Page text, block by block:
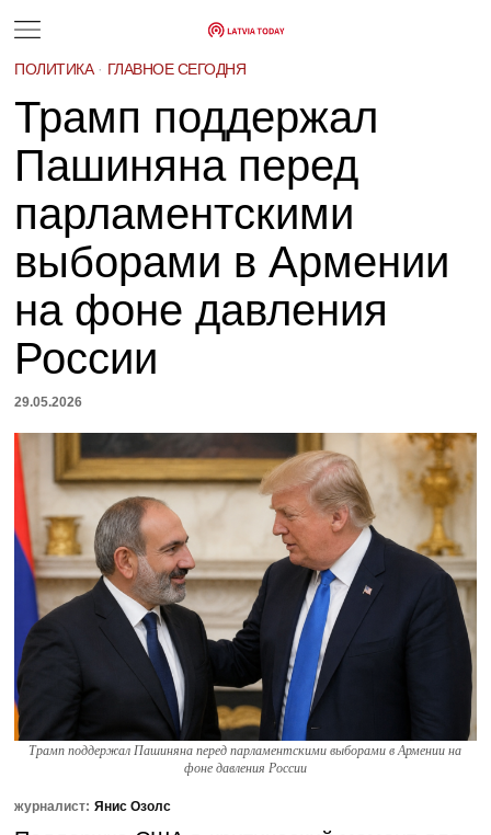
ПОЛИТИКА · ГЛАВНОЕ СЕГОДНЯ
Трамп поддержал
Пашиняна перед
парламентскими
выборами в Армении
на фоне давления
России
29.05.2026
Трамп поддержал Пашиняна перед парламентскими выборами в Армении на
фоне давления России
журналист: Янис Озолс